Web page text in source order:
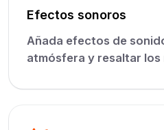
Efectos sonoros
Añada efectos de
atmósfera y resaltar los